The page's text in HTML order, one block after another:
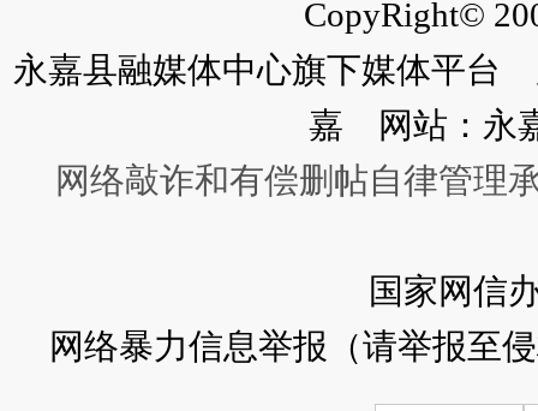
CopyRight©
永嘉县融媒体中心旗下媒体平
嘉 网站：永
网络敲诈和有偿删帖自律管理
国家网信
网络暴力信息举报（请举报至